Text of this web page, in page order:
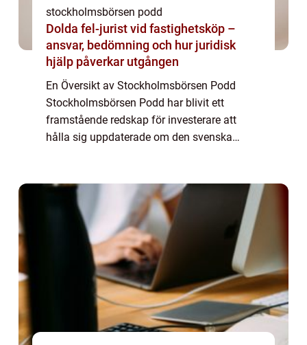
stockholmsbörsen podd
Dolda fel-jurist vid fastighetsköp –
ansvar, bedömning och hur juridisk
hjälp påverkar utgången
En Översikt av Stockholmsbörsen Podd
Stockholmsbörsen Podd har blivit ett
framstående redskap för investerare att
hålla sig uppdaterade om den svenska
och utbildningar inom...